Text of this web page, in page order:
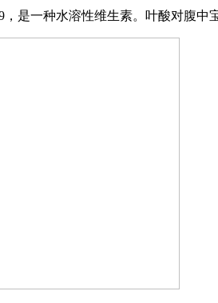
，是一种水溶性维生素。叶酸对腹